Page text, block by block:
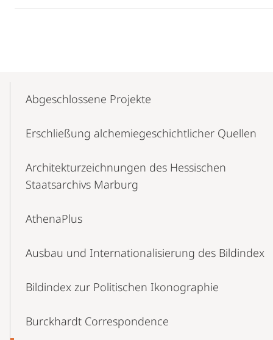
Mobile-
NavigationAbgeschlossene Projekte
Erschließung alchemiegeschichtlicher Quellen
Architekturzeichnungen des Hessischen
Staatsarchivs Marburg
AthenaPlus
Ausbau und Internationalisierung des Bildindex
Bildindex zur Politischen Ikonographie
Burckhardt Correspondence